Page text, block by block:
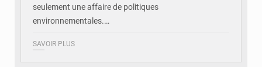
seulement une affaire de politiques
environnementales.…
SAVOIR PLUS